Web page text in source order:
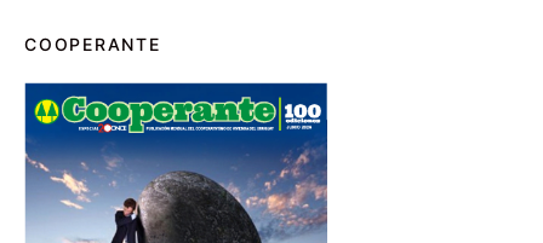
COOPERANTE